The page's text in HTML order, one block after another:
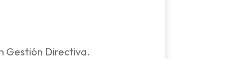
Gestión Directiva.